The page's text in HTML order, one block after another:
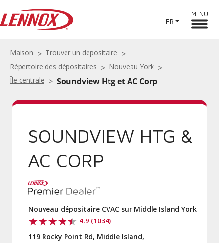
FR
MENU
Maison
Trouver un dépositaire
Répertoire des dépositaires
Nouveau York
Île centrale
Soundview Htg et AC Corp
SOUNDVIEW HTG &
AC CORP
Nouveau dépositaire CVAC sur Middle Island York
4.9 (1034)
119 Rocky Point Rd, Middle Island,